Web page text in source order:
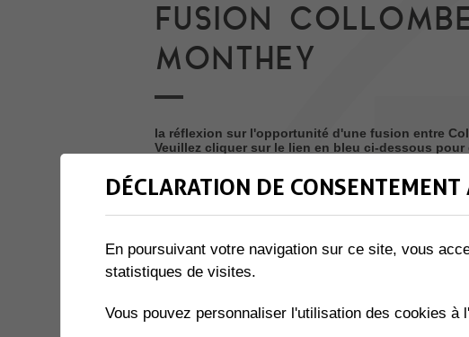
FUSION
MONTHEY
la réflexion sur l'opportunité d'une fusion entre
Veuillez cliquer sur le lien en bleu ci-dessous pour
DÉCLARATION DE CONSENTEMENT
En poursuivant votre navigation sur ce site, vous
statistiques de visites.
Vous pouvez personnaliser l'utilisation des cookies à